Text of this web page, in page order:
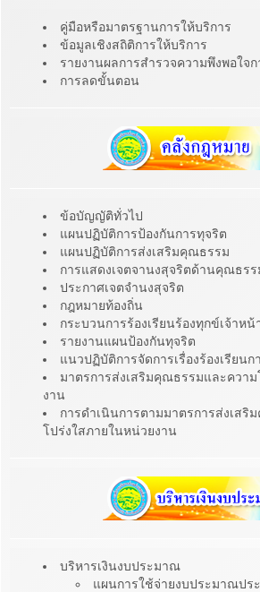
คู่มือหรือมาตรฐานการให้บริการ
ข้อมูลเชิงสถิติการให้บริการ
รายงานผลการสำรวจความพึงพอใจ
การลดขั้นตอน
ข้อบัญญัติทั่วไป
แผนปฏิบัติการป้องกันการทุจริต
แผนปฏิบัติการส่งเสริมคุณธรรม
การแสดงเจตจานงสุจริตด้านคุณธรร
ประกาศเจตจำนงสุจริต
กฎหมายท้องถิ่น
กระบวนการร้องเรียนร้องทุกข์เจ้าหน้
รายงานแผนป้องกันทุจริต
แนวปฏิบัติการจัดการเรื่องร้องเรียนก
มาตรการส่งเสริมคุณธรรมและควา
งาน
การดำเนินการตามมาตรการส่งเสริ
โปร่งใสภายในหน่วยงาน
บริหารเงินงบประมาณ
แผนการใช้จ่ายงบประมาณปร